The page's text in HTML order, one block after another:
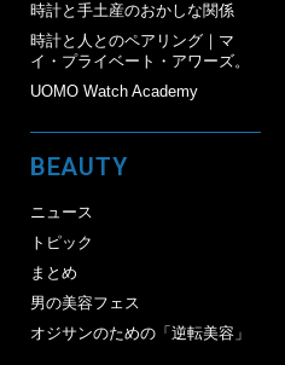
時計と手土産のおかしな関係
時計と人とのペアリング｜マ
イ・プライベート・アワーズ。
UOMO Watch Academy
BEAUTY
ニュース
トピック
まとめ
男の美容フェス
オジサンのための「逆転美容」